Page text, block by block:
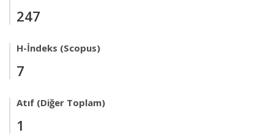
247
H-İndeks (Scopus)
7
Atıf (Diğer Toplam)
1